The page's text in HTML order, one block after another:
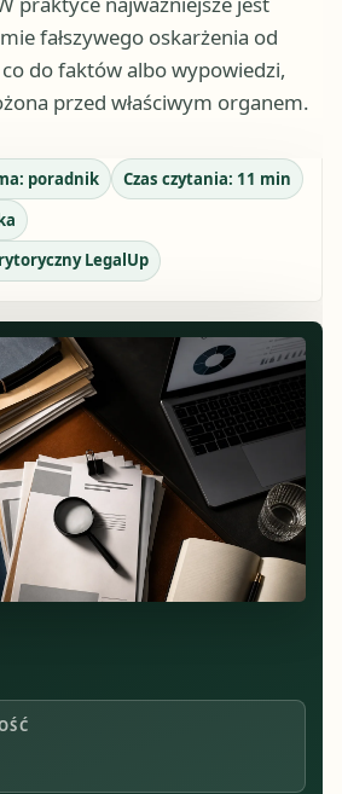
fałszywego oskarżenia od
do faktów albo wypowiedzi,
przed właściwym organem.
poradnik Czas czytania: 11 min
LegalUp